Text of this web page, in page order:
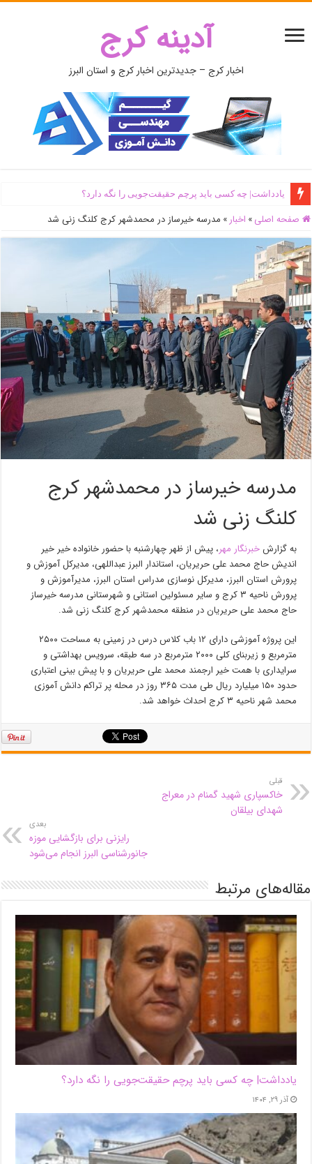
آدینه کرج
اخبار کرج – جدیدترین اخبار کرج و استان البرز
یادداشت| ‌چه کسی باید پرچم حقیقت‌جویی را نگه دارد؟
صفحه اصلی » اخبار » مدرسه خیرساز در محمدشهر کرج کلنگ زنی شد
مدرسه خیرساز در محمدشهر کرج
کلنگ زنی شد
به گزارشخبرنگار مهر، پیش از ظهر چهارشنبه با حضور خانواده خیر خیر
اندیشحاج محمد علی حریریان، استاندار البرز عبداللهی، مدیرکل آموزش و
پرورش استان البرز، مدیرکل نوسازی مدراس استان البرز، مدیرآموزشو
پرورش ناحیه ۳ کرج و سایر مسئولین استانی و شهرستانی مدرسه
خیرساز
حاج محمد علی حریریان در منطقه محمدشهر کرج کلنگ زنی شد.
این پروژه آموزشی دارای ۱۲ باب کلاس درس در زمینی به مساحت ۲۵۰۰
مترمربع و زیربنای کلی ۲۰۰۰ مترمربع در سه طبقه، سرویس بهداشتی و
سرایداری با همت خیر ارجمند محمد علی حریریان و با پیش بینی اعتباری
حدود ۱۵۰ میلیارد ریال طی مدت ۳۶۵ روز در محله پر تراکم دانش آموزی
محمد شهر ناحیه ۳ کرج احداث خواهد شد.
قبلی
خاکسپاری شهید گمنام در معراج
شهدای بیلقان
بعدی
رایزنی برای بازگشایی موزه
جانورشناسی البرز انجام می‌شود
مقاله‌های مرتبط
یادداشت| ‌چه کسی باید پرچم حقیقت‌جویی را نگه دارد؟
آذر ۲۹, ۱۴۰۴